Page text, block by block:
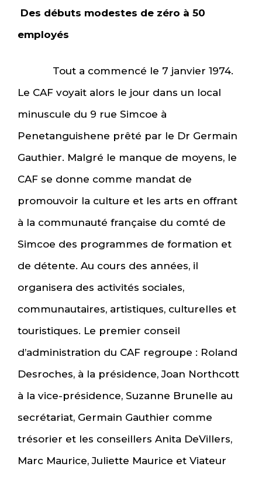
Des débuts modestes de zéro à 50
employés
Tout a commencé le 7 janvier 1974.
Le CAF voyait alors le jour dans un local
minuscule du 9 rue Simcoe à
Penetanguishene prêté par le Dr Germain
Gauthier. Malgré le manque de moyens, le
CAF se donne comme mandat de
promouvoir la culture et les arts en offrant
à la communauté française du comté de
Simcoe des programmes de formation et
de détente. Au cours des années, il
organisera des activités sociales,
communautaires, artistiques, culturelles et
touristiques. Le premier conseil
d’administration du CAF regroupe : Roland
Desroches, à la présidence, Joan Northcott
à la vice-présidence, Suzanne Brunelle au
secrétariat, Germain Gauthier comme
trésorier et les conseillers Anita DeVillers,
Marc Maurice, Juliette Maurice et Viateur